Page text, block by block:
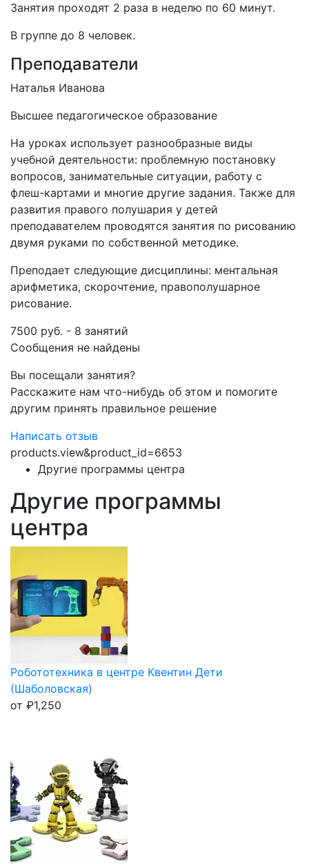
Занятия проходят 2 раза в неделю по 60 минут.
В группе до 8 человек.
Преподаватели
Наталья Иванова
Высшее педагогическое образование
На уроках использует разнообразные виды
учебной деятельности: проблемную постановку
вопросов, занимательные ситуации, работу с
флеш-картами и многие другие задания. Также для
развития правого полушария у детей
преподавателем проводятся занятия по рисованию
двумя руками по собственной методике.
Преподает следующие дисциплины: ментальная
арифметика, скорочтение, правополушарное
рисование.
7500 руб. - 8 занятий
Сообщения не найдены
Вы посещали занятия?
Расскажите нам что-нибудь об этом и помогите
другим принять правильное решение
Написать отзыв
products.view&product_id=6653
Другие программы центра
Другие программы
центра
Робототехника в центре Квентин Дети
(Шаболовская)
от ₽1,250